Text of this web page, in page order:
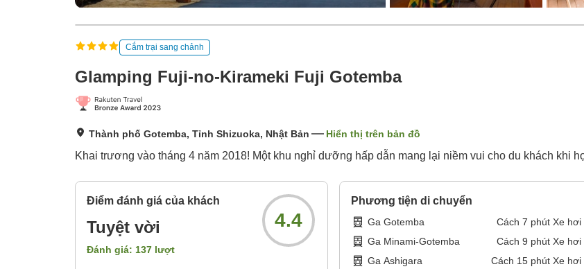
Cắm trại sang chảnh
Glamping Fuji-no-Kirameki Fuji Gotemba
Thành phố Gotemba, Tỉnh Shizuoka, Nhật Bản Hiển thị trên bản đồ
Khai trương vào tháng 4 năm 2018! Một khu nghỉ dưỡng hấp dẫn mang lại niềm vui cho du khách khi
Điểm đánh giá của khách
Tuyệt vời
Đánh giá: 137 lượt
4.4
Phương tiện di chuyển
Ga Gotemba Cách 7 phút Xe hơi
Ga Minami-Gotemba
Cách 9 phút Xe hơi
Ga Ashigara
Cách 15phút Xe hơi